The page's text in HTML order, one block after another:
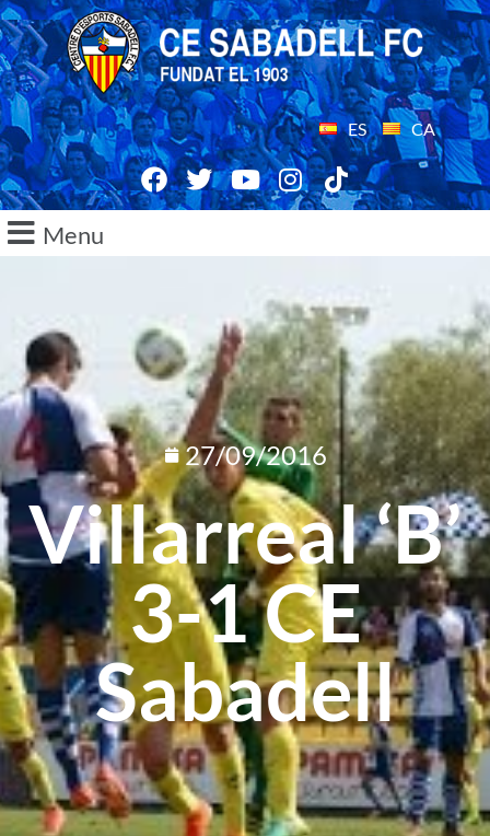
ES CA
Menu
27/09/2016
Villarreal ‘B’
3-1 CE
Sabadell